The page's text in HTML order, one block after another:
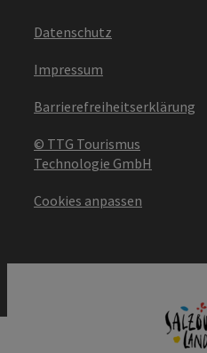
Datenschutz
Impressum
Barrierefreiheitserklärung
© TTG Tourismus
Technologie GmbH
Cookies anpassen